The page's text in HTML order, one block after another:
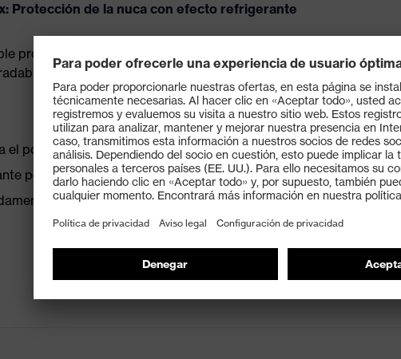
Protección de la nuca con efecto refrigerante
protege del polvo, las astillas o la radiación solar. El enfriamiento
acción refrigerante mediante evaporación.
el polvo, las astillas y la radiación solar
por evaporación
200 veces